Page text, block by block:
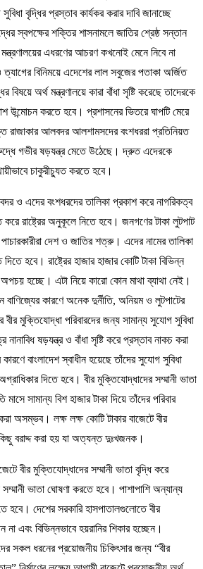
বৃদ্ধির প্রস্তাব কার্যকর করার দাবি জানাচ্ছে
স্বপক্ষের শক্তির শাসনামলে জাতির শ্রেষ্ঠ সন্তান
এধরণের আচরণ কখনোই মেনে নিবে না
বিনিময়ে এদেশের লাল সবুজের পতাকা অর্জিত
বিষয়ে অর্থ মন্ত্রণালয়ে কারা বাঁধা সৃষ্টি করেছে তাদেরকে
উন্মোচন করতে হবে। প্রশাসনের ভিতরে ঘাপটি মেরে
রাজাকার আলবদর আলশামসদের বংশধররা প্রতিনিয়ত
গভীর ষড়যন্ত্র মেতে উঠেছে। দ্রুত এদেরকে
চাকুরীচ্যুত করতে হবে।
ও এদের বংশধরদের তালিকা প্রকাশ করে নাগরিকত্ব
রাষ্ট্রের অনুকূলে নিতে হবে। জনগণের টাকা লুটপাট
পাচারকারীরা দেশ ও জাতির শত্রু। এদের নামের তালিকা
হবে। রাষ্ট্রের হাজার হাজার কোটি টাকা বিভিন্ন
হচ্ছে। এটা নিয়ে কারো কোন মাথা ব্যাথা নেই।
বাণিজ্যের কারণে অনেক দুর্নীতি, অনিয়ম ও লুটপাটের
মুক্তিযোদ্ধা পরিবারদের জন্য সামান্য সুযোগ সুবিধা
নানাবিধ ষড়যন্ত্র ও বাঁধা সৃষ্টি করে প্রস্তাব নাকচ করা
বাংলাদেশ স্বাধীন হয়েছে তাঁদের সুযোগ সুবিধা
দিতে হবে। বীর মুক্তিযোদ্ধাদের সম্মানী ভাতা
সামান্য বিশ হাজার টাকা দিয়ে তাঁদের পরিবার
করা অসম্ভব। লক্ষ লক্ষ কোটি টাকার বাজেটে বীর
বরাদ্দ করা হয় যা অত্যন্ত দুঃখজনক।
বীর মুক্তিযোদ্ধাদের সম্মানী ভাতা বৃদ্ধি করে
ভাতা ঘোষণা করতে হবে। পাশাপাশি অন্যান্য
হবে। দেশের সরকারি হাসপাতালগুলোতে বীর
না এবং বিভিন্নভাবে হয়রানির শিকার হচ্ছেন।
সকল ধরনের প্রয়োজনীয় চিকিৎসার জন্য “বীর